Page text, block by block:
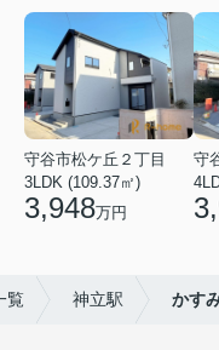
守谷市松ケ丘２丁目
3LDK (109.37㎡)
3,948万円
守
覧 神立駅 かす